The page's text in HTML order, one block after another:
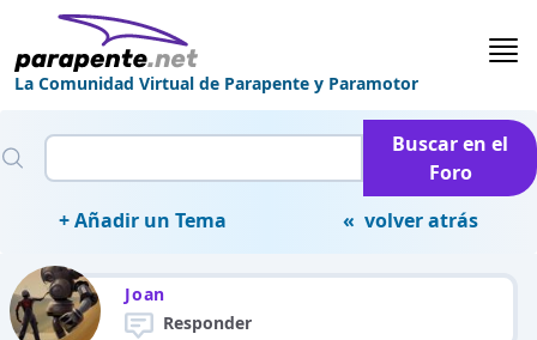
La Comunidad Virtual de Parapente y Paramotor
Buscar en el
Foro
+ Añadir un Tema
« volver atrás
Joan
Responder